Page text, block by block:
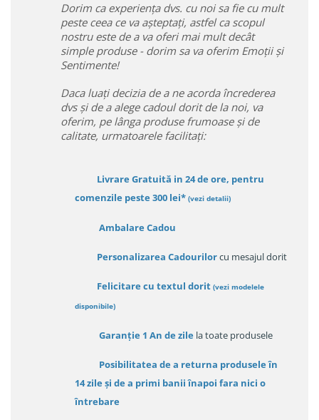
Dorim ca experiența dvs. cu noi sa fie cu mult
peste ceea ce va așteptați, astfel ca scopul
nostru este de a va oferi mai mult decât
simple produse - dorim sa va oferim Emoții și
Sentimente!
Daca luați decizia de a ne acorda încrederea
dvs și de a alege cadoul dorit de la noi, va
oferim, pe lânga produse frumoase și de
calitate, urmatoarele facilitați:
Livrare Gratuită in 24 de ore, pentru
comenzile peste 300 lei* (vezi detalii)
Ambalare Cadou
Personalizarea Cadourilorcu mesajul dorit
Felicitare cu textul dorit (vezi modelele
disponibile)
Garanție 1 An de zile la toate produsele
Posibilitatea de a returna produsele în
14 zileși de a primi banii înapoi fara nici o
întrebare